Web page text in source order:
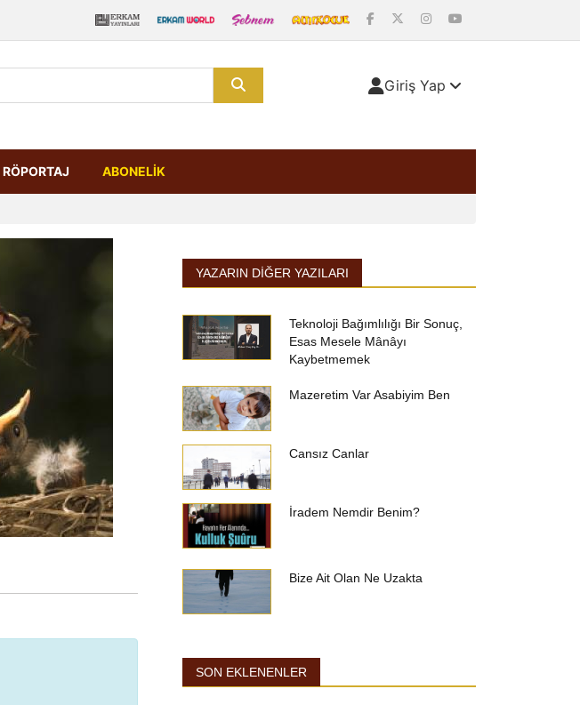
Giriş Yap
RÖPORTAJ ABONELİK
YAZARIN DIĞER YAZILARI
Teknoloji Bağımlılığı Bir Sonuç,
Esas Mesele Mânâyı
Kaybetmemek
Mazeretim Var Asabiyim Ben
Cansız Canlar
İradem Nemdir Benim?
Bize Ait Olan Ne Uzakta
SON EKLENENLER